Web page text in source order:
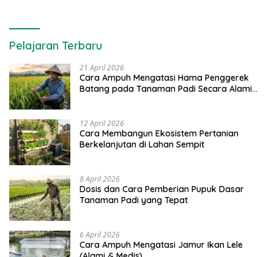
Pelajaran Terbaru
21 April 2026
Cara Ampuh Mengatasi Hama Penggerek
Batang pada Tanaman Padi Secara Alami
12 April 2026
Cara Membangun Ekosistem Pertanian
Berkelanjutan di Lahan Sempit
8 April 2026
Dosis dan Cara Pemberian Pupuk Dasar
Tanaman Padi yang Tepat
6 April 2026
Cara Ampuh Mengatasi Jamur Ikan Lele